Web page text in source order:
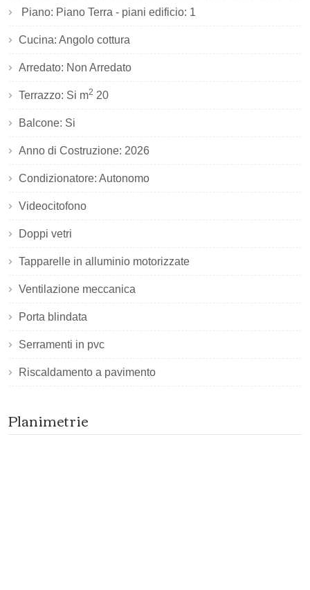
Piano: Piano Terra - piani edificio: 1
Cucina: Angolo cottura
Arredato: Non Arredato
Terrazzo: Si m2 20
Balcone: Si
Anno di Costruzione: 2026
Condizionatore: Autonomo
Videocitofono
Doppi vetri
Tapparelle in alluminio motorizzate
Ventilazione meccanica
Porta blindata
Serramenti in pvc
Riscaldamento a pavimento
Planimetrie